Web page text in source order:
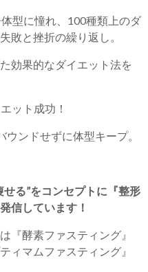
型に憧れ、100種類上のダ
敗と挫折の繰り返し。
効果的なダイエット法を
ット成功！
ウンドせずに体型キープ。
る”をコンセプトに『整形
信しています！
『酵素ファスティング』
ィマムファスティング』